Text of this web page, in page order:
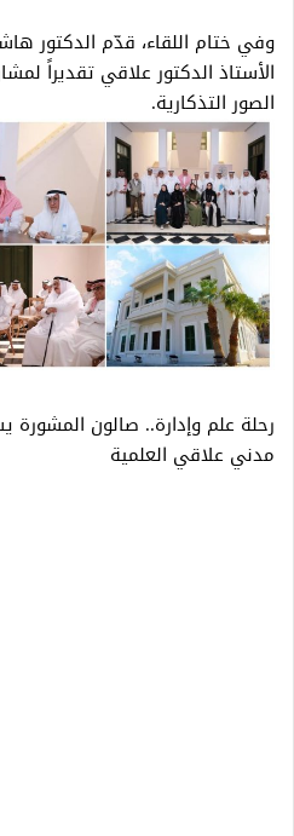
وفي ختام اللقاء، قدّم الدكتور
الأستاذ الدكتور علاقي تقديراً
الصور التذكارية.
رحلة علم وإدارة.. صالون
مدني علاقي العلمية